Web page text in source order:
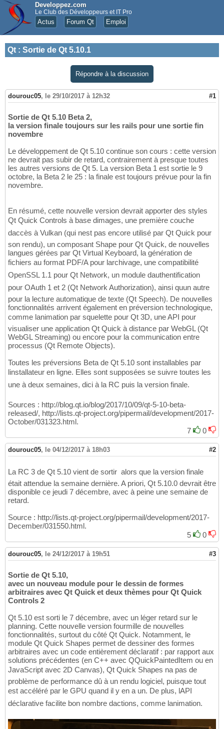
Developpez.com
Le Club des Développeurs et IT Pro
Actus Forum Qt Emploi
Qt : Sortie de Qt 5.10.1
Répondre à la discussion
dourouc05, le 29/10/2017 à 12h32 #1
Sortie de Qt 5.10 Beta 2,
la version finale toujours sur les rails pour une sortie fin
novembre
Le développement de Qt 5.10 continue son cours : cette version
ne devrait pas subir de retard, contrairement à presque toutes
les autres versions de Qt 5. La version Beta 1 est sortie le 9
octobre, la Beta 2 le 25 : la finale est toujours prévue pour la fin
novembre.
En résumé, cette nouvelle version devrait apporter des styles
Qt Quick Controls à base dimages, une première couche
daccès à Vulkan (qui nest pas encore utilisé par Qt Quick pour
son rendu), un composant Shape pour Qt Quick, de nouvelles
langues gérées par Qt Virtual Keyboard, la génération de
fichiers au format PDF/A pour larchivage, une compatibilité
OpenSSL 1.1 pour Qt Network, un module dauthentification
pour OAuth 1 et 2 (Qt Network Authorization), ainsi quun autre
pour la lecture automatique de texte (Qt Speech). De nouvelles
fonctionnalités arrivent également en préversion technologique,
comme lanimation par squelette pour Qt 3D, une API pour
visualiser une application Qt Quick à distance par WebGL (Qt
WebGL Streaming) ou encore pour la communication entre
processus (Qt Remote Objects).
Toutes les préversions Beta de Qt 5.10 sont installables par
linstallateur en ligne. Elles sont supposées se suivre toutes les
une à deux semaines, dici à la RC puis la version finale.
Sources : http://blog.qt.io/blog/2017/10/09/qt-5-10-beta-
released/, http://lists.qt-project.org/pipermail/development/2017-
October/031323.html.
7
0
dourouc05, le 04/12/2017 à 18h03 #2
La RC 3 de Qt 5.10 vient de sortir  alors que la version finale
était attendue la semaine dernière. A priori, Qt 5.10.0 devrait être
disponible ce jeudi 7 décembre, avec à peine une semaine de
retard.
Source : http://lists.qt-project.org/pipermail/development/2017-
December/031550.html.
5
0
dourouc05, le 24/12/2017 à 19h51 #3
Sortie de Qt 5.10,
avec un nouveau module pour le dessin de formes
arbitraires avec Qt Quick et deux thèmes pour Qt Quick
Controls 2
Qt 5.10 est sorti le 7 décembre, avec un léger retard sur le
planning. Cette nouvelle version fourmille de nouvelles
fonctionnalités, surtout du côté Qt Quick. Notamment, le
module Qt Quick Shapes permet de dessiner des formes
arbitraires avec un code entièrement déclaratif : par rapport aux
solutions précédentes (en C++ avec QQuickPaintedItem ou en
JavaScript avec 2D Canvas), Qt Quick Shapes na pas de
problème de performance dû à un rendu logiciel, puisque tout
est accéléré par le GPU quand il y en a un. De plus, lAPI
déclarative facilite bon nombre dactions, comme lanimation.